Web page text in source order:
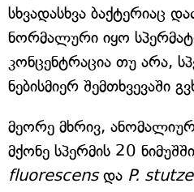
სხვადასხვა ბაქტერიაც
ნორმალური იყო
კონცენტრაცია თუ არა,
ნებისმიერ შემთხვევაში
მეორე მხრივ,
მქონე სპერმის 20
fluorescensდა P.